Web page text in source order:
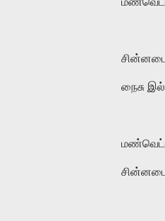
நைசு